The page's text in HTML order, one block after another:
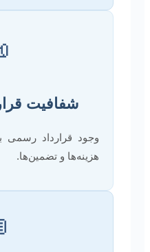
شفافیت
وجود قرارداد رسمی
هزینه‌ها و تضمین‌ها.